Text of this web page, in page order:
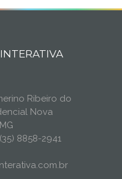
Ribeiro do
Nova
8858-2941